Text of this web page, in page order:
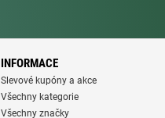
INFORMACE
Slevové kupóny a akce
Všechny kategorie
Všechny značky